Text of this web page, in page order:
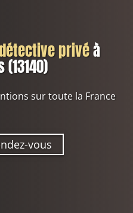
privéà
sur toute la France
vous